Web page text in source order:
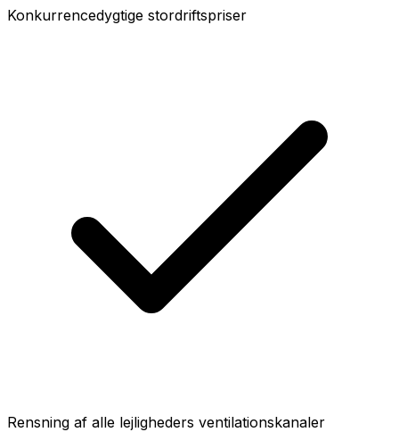
Konkurrencedygtige stordriftspriser
Rensning af alle lejligheders ventilationskanaler